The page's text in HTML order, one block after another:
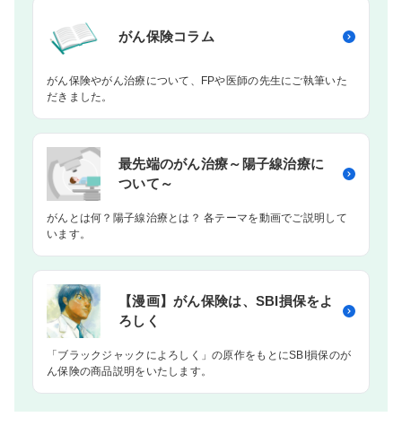
がん保険コラム
がん保険やがん治療について、FPや医師の先生にご執筆いた
だきました。
最先端のがん治療～陽子線治療に
ついて～
がんとは何？陽子線治療とは？ 各テーマを動画でご説明して
います。
【漫画】がん保険は、SBI損保をよ
ろしく
「ブラックジャックによろしく」の原作をもとにSBI損保のが
ん保険の商品説明をいたします。